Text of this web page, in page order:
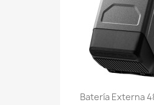
Batería Externa